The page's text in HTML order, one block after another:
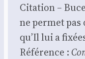
Cita­tion –
ne per­met pas
qu’Il lui a
Réfé­rence :